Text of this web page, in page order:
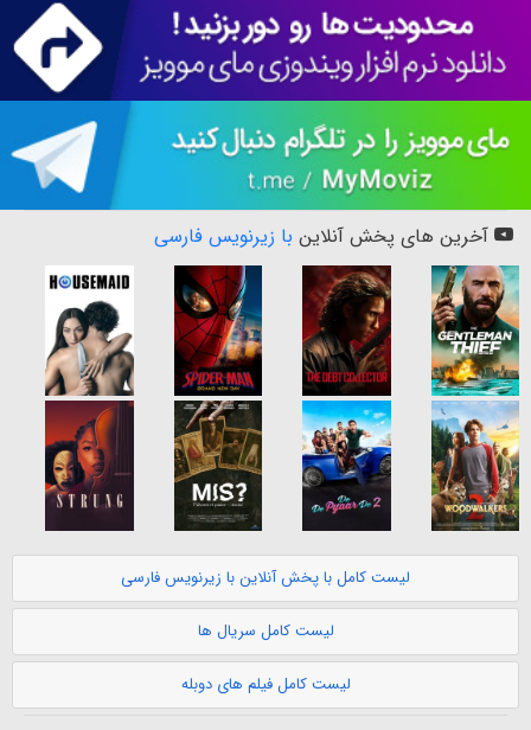
آخرین های پخش آنلاین با زیرنویس فارسی
لیست کامل با پخش آنلاین با زیرنویس فارسی
لیست کامل سریال ها
لیست کامل فیلم های دوبله